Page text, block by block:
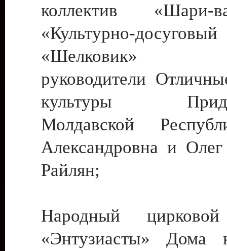
коллектив
«Культурно-
«Шелковик»
руководители
культуры
Молдавской
Александровна и
Райлян;
Народный цирковой
«Энтузиасты» Дома